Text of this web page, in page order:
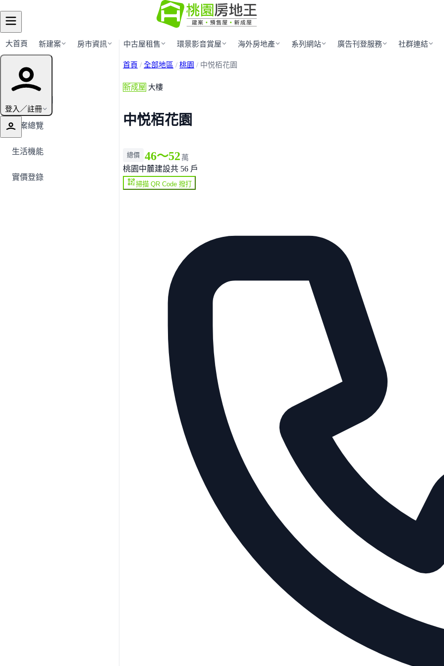
大首頁 新建案 房市資訊 中古屋租售 環景影音賞屋 海外房地產 系列網站 廣告刊登服務 社群連結
登入／註冊
建案導覽
建案總覽
生活機能
實價登錄
首頁 / 全部地區 / 桃園 / 中悦栢花園
新成屋 大樓
中悦栢花園
總價 46～52 萬
桃園 中麓建設共 56 戶
掃描 QR Code 撥打